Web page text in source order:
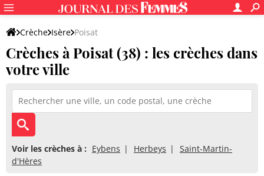
Crèche Isère Poisat
Crèches à Poisat (38) : les crèches dans
votre ville
Voir les crèches à : Eybens Herbeys
Saint-Martin-
d'Hères